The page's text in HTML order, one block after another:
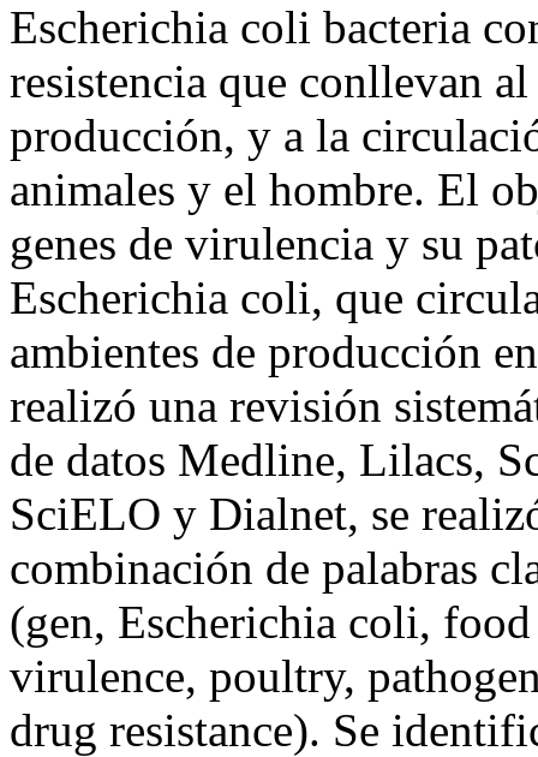
Escherichia coli bacteria
resistencia que conllevan
producción, y a la
animales y el hombre. El
genes de virulencia y su
Escherichia coli, que
ambientes de producción
realizó una revisión
de datos Medline, Lilacs,
SciELO y Dialnet, se
combinación de palabras
(gen, Escherichia coli,
virulence, poultry,
drug resistance). Se